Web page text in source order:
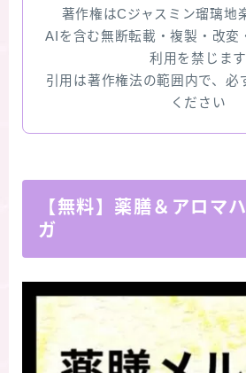
著作権はCジャスミン瑠璃地
AIを含む無断転載・複製・改変
利用を禁じます
引用は著作権法の範囲内で、必
ください
【無料】薬膳＆アロマ
ガ